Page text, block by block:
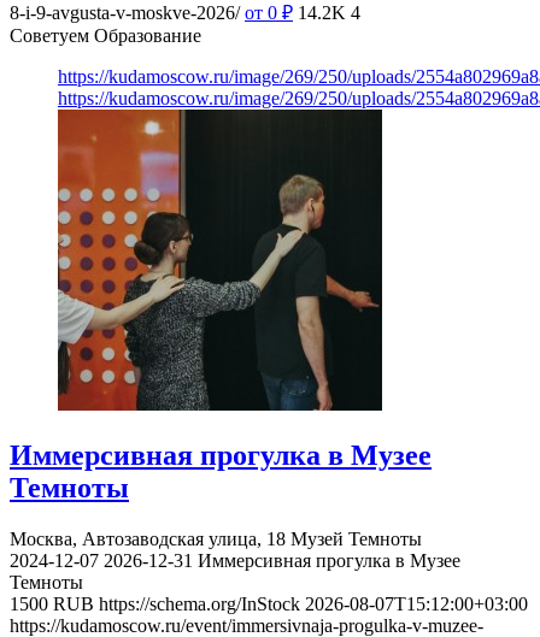
8-i-9-avgusta-v-moskve-2026/ от 0 ₽ 14.2K 4
Советуем Образование
https://kudamoscow.ru/image/269/250/uploads/
https://kudamoscow.ru/image/269/250/uploads/
Иммерсивная прогулка в Музее
Темноты
Москва, Автозаводская улица, 18 Музей Темноты
2024-12-07 2026-12-31 Иммерсивная прогулка в Музее
Темноты
1500 RUB https://schema.org/InStock 2026-08-07T15:12:00+03:00
https://kudamoscow.ru/event/immersivnaja-progulka-v-muzee-